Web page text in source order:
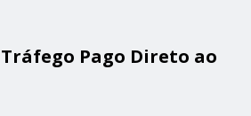
Pago Direto ao